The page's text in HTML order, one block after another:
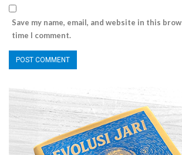
Save my name, email, and website in this
time I comment.